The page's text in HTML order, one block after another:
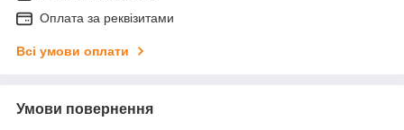
Оплата за реквізитами
Всі умови оплати
Умови повернення